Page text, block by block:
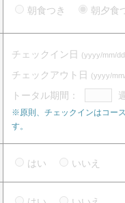
朝食つき 朝夕
チェックイン日 (yyyy/mm/
チェックアウト日 (yyyy/
トータル期間：
※原則、チェックインはコー
す。
はい いいえ